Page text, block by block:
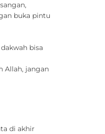
buka pintu
bisa
Allah, jangan
di akhir